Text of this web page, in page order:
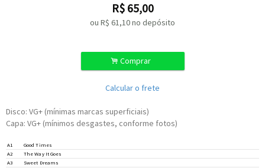
R$ 65,00
ou R$ 61,10no depósito
. Comprar
Calcular o frete
Disco: VG+ (mínimas marcas superficiais)
Capa: VG+ (mínimos desgastes, conforme fotos)
A1
Good Times
A2
The Way It Goes
Flute – Joel Peskin
Vocals –Nancy Wilson
A3 Sweet Dreams
Drums –Perry Wilson
Guitar –David T. Walker,Larry Carlton